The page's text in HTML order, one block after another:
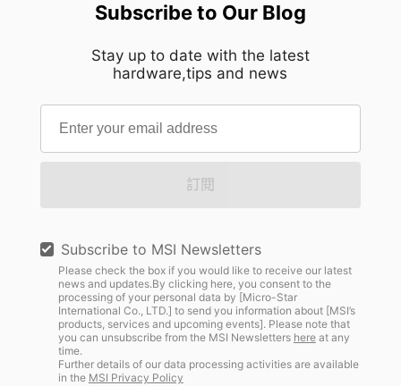
Subscribe to Our Blog
Stay up to date with the latest
hardware,tips and news
訂閱
Subscribe to MSI Newsletters
Please check the box if you would like to receive our latest
news and updates.By clicking here, you consent to the
processing of your personal data by [Micro-Star
International Co., LTD.] to send you information about [MSI’s
products, services and upcoming events]. Please note that
you can unsubscribe from the MSI Newsletters hereat any
time.
Further details of our data processing activities are available
in the MSI Privacy Policy